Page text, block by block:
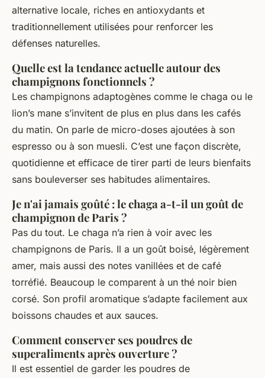
alternative locale, riches en antioxydants et
traditionnellement utilisées pour renforcer les
défenses naturelles.
Quelle est la tendance actuelle autour des
champignons fonctionnels ?
Les champignons adaptogènes comme le chaga ou le
lion’s mane s’invitent de plus en plus dans les cafés
du matin. On parle de micro-doses ajoutées à son
espresso ou à son muesli. C’est une façon discrète,
quotidienne et efficace de tirer parti de leurs bienfaits
sans bouleverser ses habitudes alimentaires.
Je n'ai jamais goûté : le chaga a-t-il un goût de
champignon de Paris ?
Pas du tout. Le chaga n’a rien à voir avec les
champignons de Paris. Il a un goût boisé, légèrement
amer, mais aussi des notes vanillées et de café
torréfié. Beaucoup le comparent à un thé noir bien
corsé. Son profil aromatique s’adapte facilement aux
boissons chaudes et aux sauces.
Comment conserver ses poudres de
superaliments après ouverture ?
Il est essentiel de garder les poudres de